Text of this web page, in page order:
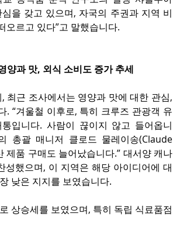
을 갖고 있으며, 자국의 주권과 지역 비
오르고 있다”고 말했습니다.
양과 맛, 외식 소비도 증가 추세
최근 조사에서는 영양과 맛에 대한 관심,
“겨울철 이후로, 특히 크루즈 관광객 유
입니다. 사람이 끊이지 않고 들어옵니
총괄 매니저 클로드 물레이송(Claude
품 구매도 늘어났습니다.” 대서양 캐나
했으며, 이 지역은 해당 아이디어에 대
낮은 지지를 보였습니다.
상승세를 보였으며, 특히 독립 식료품점